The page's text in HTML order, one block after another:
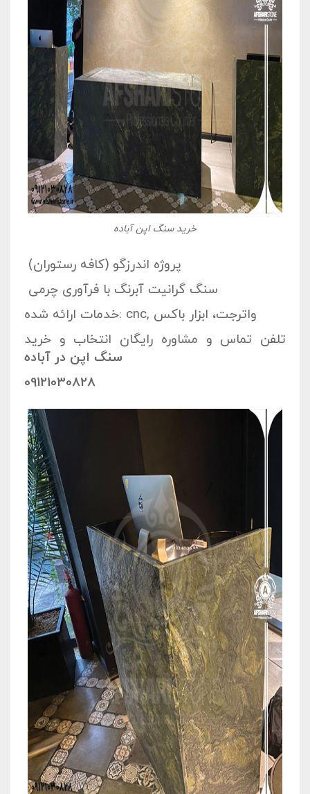
خرید سنگ اپن آباده
پروژه اندرزگو (کافه رستوران)
سنگ گرانيت آبرنگ با فرآوری چرمی
تلفن تماس و مشاوره رایگان انتخاب و خرید
سنگ اپن در آباده
09121030828